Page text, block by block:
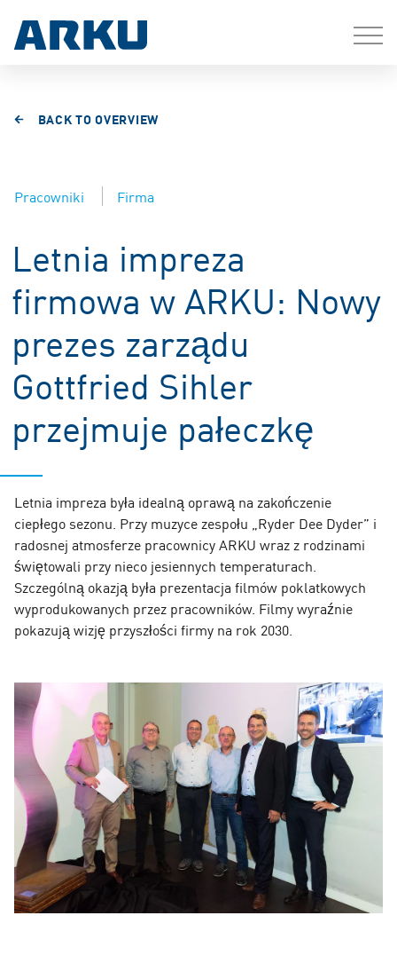
BACK TO OVERVIEW
Pracowniki Firma
Letnia impreza
firmowa w ARKU: Nowy
prezes zarządu
Gottfried Sihler
przejmuje pałeczkę
Letnia impreza była idealną oprawą na zakończenie
ciepłego sezonu. Przy muzyce zespołu „Ryder Dee Dyder” i
radosnej atmosferze pracownicy ARKU wraz z rodzinami
świętowali przy nieco jesiennych temperaturach.
Szczególną okazją była prezentacja filmów poklatkowych
wyprodukowanych przez pracowników. Filmy wyraźnie
pokazują wizję przyszłości firmy na rok 2030.